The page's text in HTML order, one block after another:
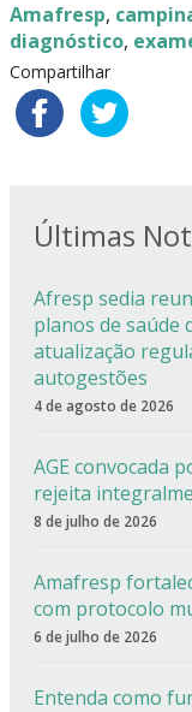
Amafresp,
diagnóstico,
Compartilhar
Últimas
Afresp sedia
planos de saúde
atualização
autogestões
4 de agosto de 2026
AGE convocada
rejeita
8 de julho de 2026
Amafresp
com protocolo
6 de julho de 2026
Entenda como